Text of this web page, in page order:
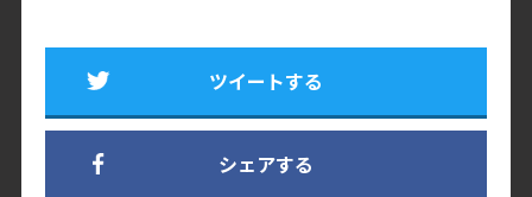
ツイートする
シェアする